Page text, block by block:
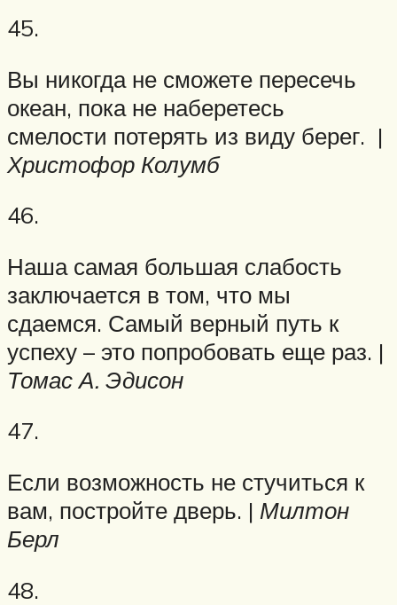
45.
Вы никогда не сможете пересечь
океан, пока не наберетесь
смелости потерять из виду берег. |
Христофор Колумб
46.
Наша самая большая слабость
заключается в том, что мы
сдаемся. Самый верный путь к
успеху – это попробовать еще раз. |
Томас А. Эдисон
47.
Если возможность не стучиться к
вам, постройте дверь. | Милтон
Берл
48.